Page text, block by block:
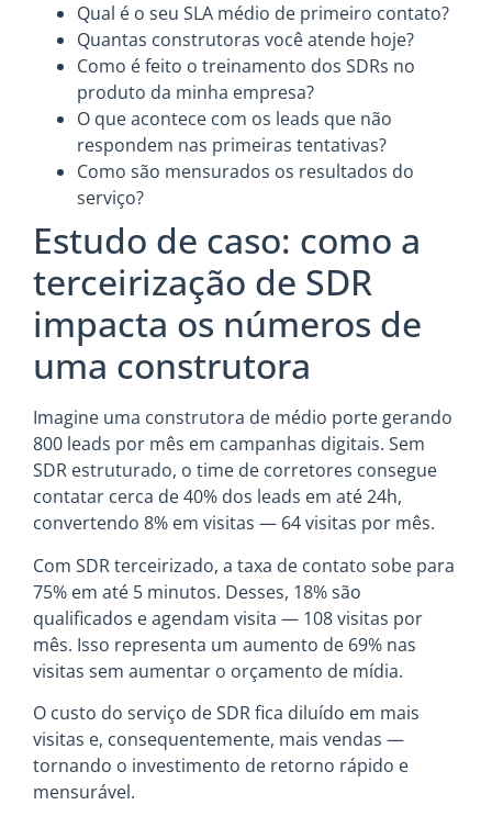
Qual é o seu SLA médio de primeiro contato?
Quantas construtoras você atende hoje?
Como é feito o treinamento dos SDRs no
produto da minha empresa?
O que acontece com os leads que não
respondem nas primeiras tentativas?
Como são mensurados os resultados do
serviço?
Estudo de caso: como a
terceirização de SDR
impacta os números de
uma construtora
Imagine uma construtora de médio porte gerando
800 leads por mês em campanhas digitais. Sem
SDR estruturado, o time de corretores consegue
contatar cerca de 40% dos leads em até 24h,
convertendo 8% em visitas — 64 visitas por mês.
Com SDR terceirizado, a taxa de contato sobe para
75% em até 5 minutos. Desses, 18% são
qualificados e agendam visita — 108 visitas por
mês. Isso representa um aumento de 69% nas
visitas sem aumentar o orçamento de mídia.
O custo do serviço de SDR fica diluído em mais
visitas e, consequentemente, mais vendas —
tornando o investimento de retorno rápido e
mensurável.